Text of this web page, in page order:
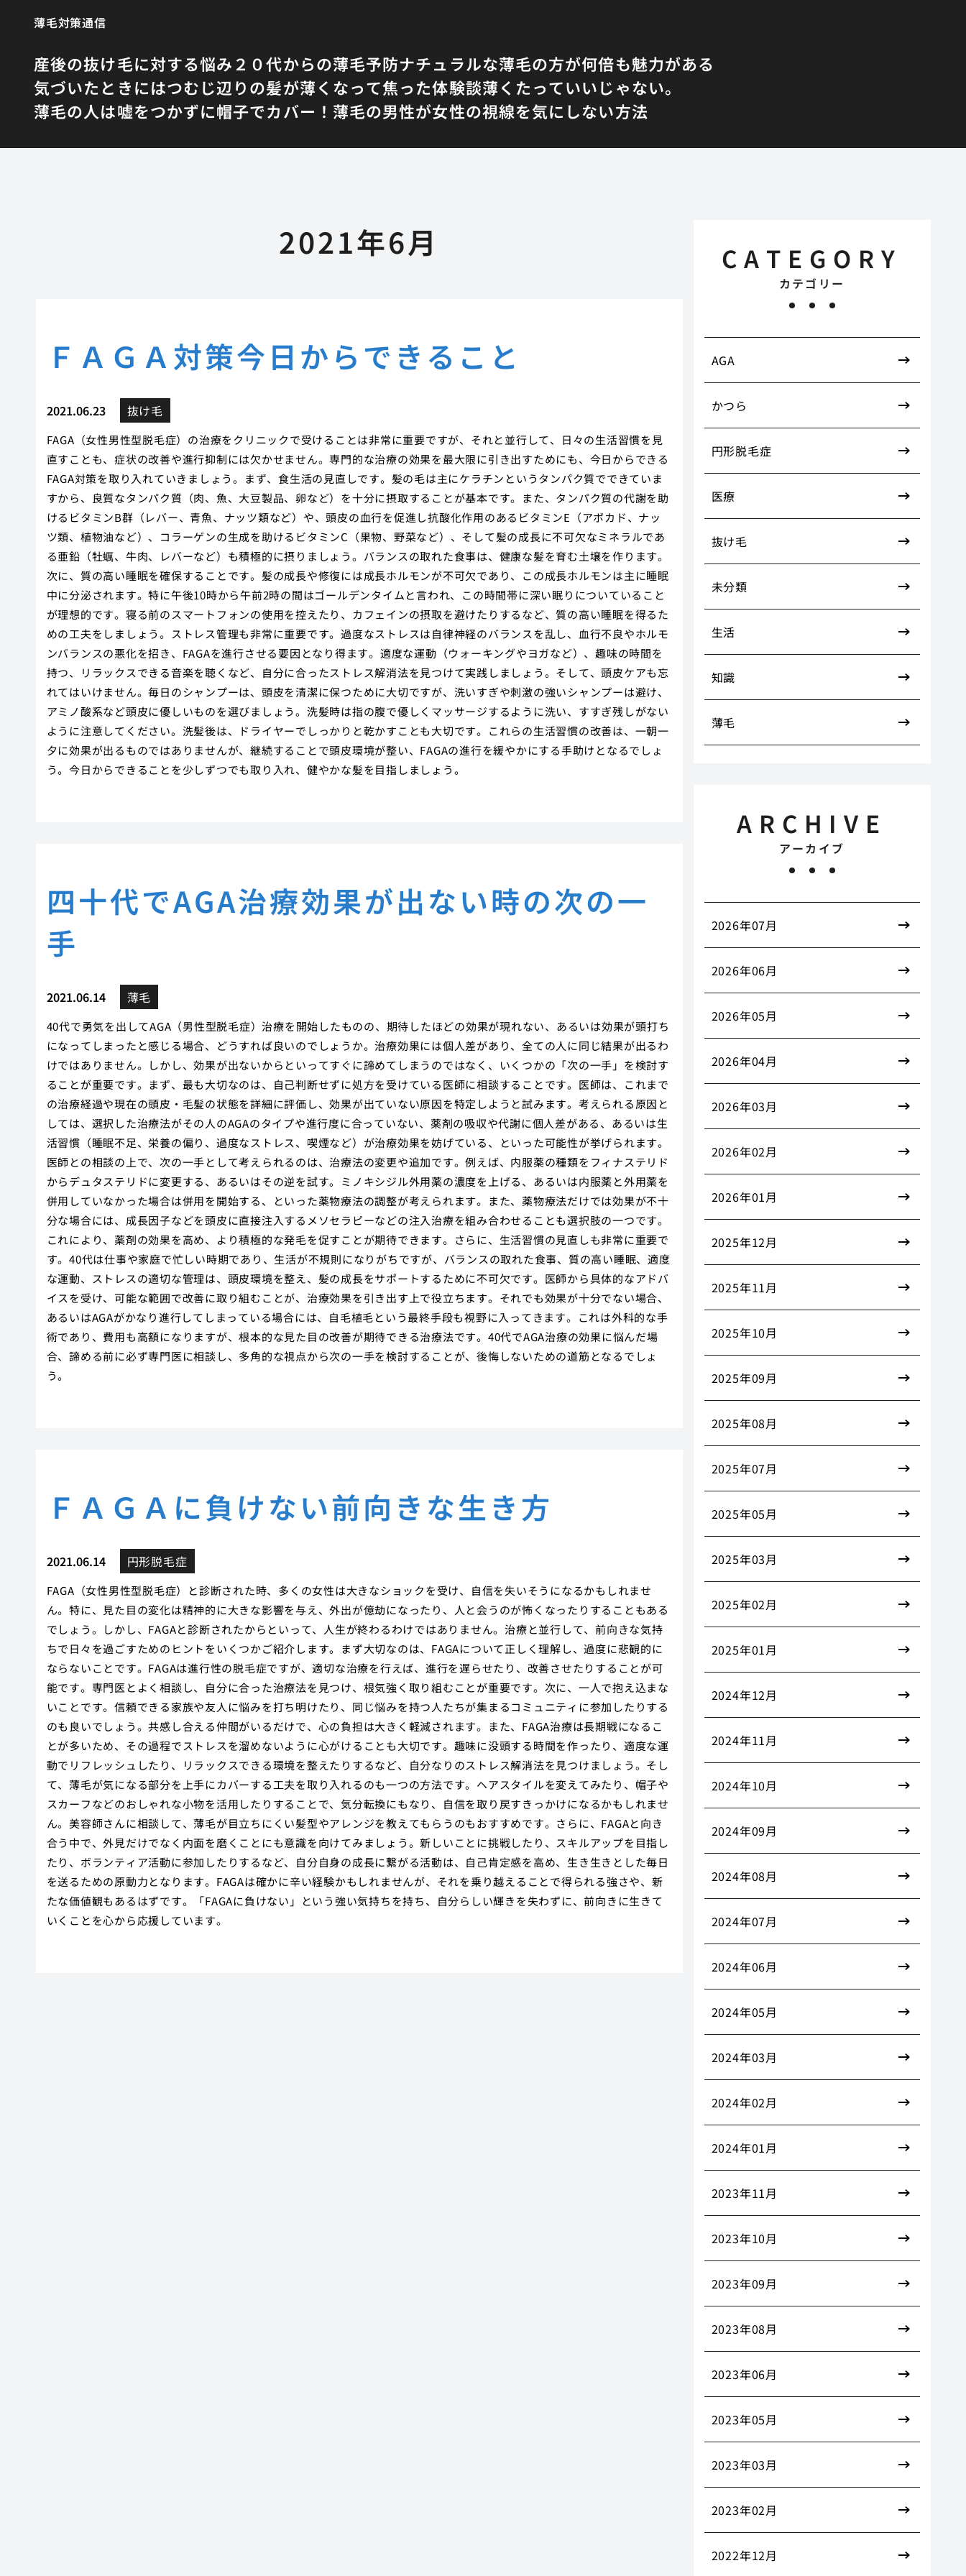
薄毛対策通信
産後の抜け毛に対する悩み ２０代からの薄毛予防ナチュラルな薄毛の方が何倍も魅力がある
気づいたときにはつむじ辺りの髪が薄くなって焦った体験談薄くたっていいじゃない。
薄毛の人は嘘をつかずに帽子でカバー！ 薄毛の男性が女性の視線を気にしない方法
2021年6月
ＦＡＧＡ対策今日からできること
2021.06.23 抜け毛
FAGA（女性男性型脱毛症）の治療をクリニックで受けることは非常に重要ですが、それと並行して、日々の生活習慣を見
直すことも、症状の改善や進行抑制には欠かせません。専門的な治療の効果を最大限に引き出すためにも、今日からできる
FAGA対策を取り入れていきましょう。まず、食生活の見直しです。髪の毛は主にケラチンというタンパク質でできていま
すから、良質なタンパク質（肉、魚、大豆製品、卵など）を十分に摂取することが基本です。また、タンパク質の代謝を助
けるビタミンB群（レバー、青魚、ナッツ類など）や、頭皮の血行を促進し抗酸化作用のあるビタミンE（アボカド、ナッ
ツ類、植物油など）、コラーゲンの生成を助けるビタミンC（果物、野菜など）、そして髪の成長に不可欠なミネラルであ
る亜鉛（牡蠣、牛肉、レバーなど）も積極的に摂りましょう。バランスの取れた食事は、健康な髪を育む土壌を作ります。
次に、質の高い睡眠を確保することです。髪の成長や修復には成長ホルモンが不可欠であり、この成長ホルモンは主に睡眠
中に分泌されます。特に午後10時から午前2時の間はゴールデンタイムと言われ、この時間帯に深い眠りについていること
が理想的です。寝る前のスマートフォンの使用を控えたり、カフェインの摂取を避けたりするなど、質の高い睡眠を得るた
めの工夫をしましょう。ストレス管理も非常に重要です。過度なストレスは自律神経のバランスを乱し、血行不良やホルモ
ンバランスの悪化を招き、FAGAを進行させる要因となり得ます。適度な運動（ウォーキングやヨガなど）、趣味の時間を
持つ、リラックスできる音楽を聴くなど、自分に合ったストレス解消法を見つけて実践しましょう。そして、頭皮ケアも忘
れてはいけません。毎日のシャンプーは、頭皮を清潔に保つために大切ですが、洗いすぎや刺激の強いシャンプーは避け、
アミノ酸系など頭皮に優しいものを選びましょう。洗髪時は指の腹で優しくマッサージするように洗い、すすぎ残しがない
ように注意してください。洗髪後は、ドライヤーでしっかりと乾かすことも大切です。これらの生活習慣の改善は、一朝一
夕に効果が出るものではありませんが、継続することで頭皮環境が整い、FAGAの進行を緩やかにする手助けとなるでしょ
う。今日からできることを少しずつでも取り入れ、健やかな髪を目指しましょう。
四十代でAGA治療効果が出ない時の次の一
手
2021.06.14 薄毛
40代で勇気を出してAGA（男性型脱毛症）治療を開始したものの、期待したほどの効果が現れない、あるいは効果が頭打ち
になってしまったと感じる場合、どうすれば良いのでしょうか。治療効果には個人差があり、全ての人に同じ結果が出るわ
けではありません。しかし、効果が出ないからといってすぐに諦めてしまうのではなく、いくつかの「次の一手」を検討す
ることが重要です。まず、最も大切なのは、自己判断せずに処方を受けている医師に相談することです。医師は、これまで
の治療経過や現在の頭皮・毛髪の状態を詳細に評価し、効果が出ていない原因を特定しようと試みます。考えられる原因と
しては、選択した治療法がその人のAGAのタイプや進行度に合っていない、薬剤の吸収や代謝に個人差がある、あるいは生
活習慣（睡眠不足、栄養の偏り、過度なストレス、喫煙など）が治療効果を妨げている、といった可能性が挙げられます。
医師との相談の上で、次の一手として考えられるのは、治療法の変更や追加です。例えば、内服薬の種類をフィナステリド
からデュタステリドに変更する、あるいはその逆を試す。ミノキシジル外用薬の濃度を上げる、あるいは内服薬と外用薬を
併用していなかった場合は併用を開始する、といった薬物療法の調整が考えられます。また、薬物療法だけでは効果が不十
分な場合には、成長因子などを頭皮に直接注入するメソセラピーなどの注入治療を組み合わせることも選択肢の一つです。
これにより、薬剤の効果を高め、より積極的な発毛を促すことが期待できます。さらに、生活習慣の見直しも非常に重要で
す。40代は仕事や家庭で忙しい時期であり、生活が不規則になりがちですが、バランスの取れた食事、質の高い睡眠、適度
な運動、ストレスの適切な管理は、頭皮環境を整え、髪の成長をサポートするために不可欠です。医師から具体的なアドバ
イスを受け、可能な範囲で改善に取り組むことが、治療効果を引き出す上で役立ちます。それでも効果が十分でない場合、
あるいはAGAがかなり進行してしまっている場合には、自毛植毛という最終手段も視野に入ってきます。これは外科的な手
術であり、費用も高額になりますが、根本的な見た目の改善が期待できる治療法です。40代でAGA治療の効果に悩んだ場
合、諦める前に必ず専門医に相談し、多角的な視点から次の一手を検討することが、後悔しないための道筋となるでしょ
う。
ＦＡＧＡに負けない前向きな生き方
2021.06.14 円形脱毛症
FAGA（女性男性型脱毛症）と診断された時、多くの女性は大きなショックを受け、自信を失いそうになるかもしれませ
ん。特に、見た目の変化は精神的に大きな影響を与え、外出が億劫になったり、人と会うのが怖くなったりすることもある
でしょう。しかし、FAGAと診断されたからといって、人生が終わるわけではありません。治療と並行して、前向きな気持
ちで日々を過ごすためのヒントをいくつかご紹介します。まず大切なのは、FAGAについて正しく理解し、過度に悲観的に
ならないことです。FAGAは進行性の脱毛症ですが、適切な治療を行えば、進行を遅らせたり、改善させたりすることが可
能です。専門医とよく相談し、自分に合った治療法を見つけ、根気強く取り組むことが重要です。次に、一人で抱え込まな
いことです。信頼できる家族や友人に悩みを打ち明けたり、同じ悩みを持つ人たちが集まるコミュニティに参加したりする
のも良いでしょう。共感し合える仲間がいるだけで、心の負担は大きく軽減されます。また、FAGA治療は長期戦になるこ
とが多いため、その過程でストレスを溜めないように心がけることも大切です。趣味に没頭する時間を作ったり、適度な運
動でリフレッシュしたり、リラックスできる環境を整えたりするなど、自分なりのストレス解消法を見つけましょう。そし
て、薄毛が気になる部分を上手にカバーする工夫を取り入れるのも一つの方法です。ヘアスタイルを変えてみたり、帽子や
スカーフなどのおしゃれな小物を活用したりすることで、気分転換にもなり、自信を取り戻すきっかけになるかもしれませ
ん。美容師さんに相談して、薄毛が目立ちにくい髪型やアレンジを教えてもらうのもおすすめです。さらに、FAGAと向き
合う中で、外見だけでなく内面を磨くことにも意識を向けてみましょう。新しいことに挑戦したり、スキルアップを目指し
たり、ボランティア活動に参加したりするなど、自分自身の成長に繋がる活動は、自己肯定感を高め、生き生きとした毎日
を送るための原動力となります。FAGAは確かに辛い経験かもしれませんが、それを乗り越えることで得られる強さや、新
たな価値観もあるはずです。「FAGAに負けない」という強い気持ちを持ち、自分らしい輝きを失わずに、前向きに生きて
いくことを心から応援しています。
CATEGORY
カテゴリー
AGA
かつら
円形脱毛症
医療
抜け毛
未分類
生活
知識
薄毛
ARCHIVE
アーカイブ
2026年07月
2026年06月
2026年05月
2026年04月
2026年03月
2026年02月
2026年01月
2025年12月
2025年11月
2025年10月
2025年09月
2025年08月
2025年07月
2025年05月
2025年03月
2025年02月
2025年01月
2024年12月
2024年11月
2024年10月
2024年09月
2024年08月
2024年07月
2024年06月
2024年05月
2024年03月
2024年02月
2024年01月
2023年11月
2023年10月
2023年09月
2023年08月
2023年06月
2023年05月
2023年03月
2023年02月
2022年12月